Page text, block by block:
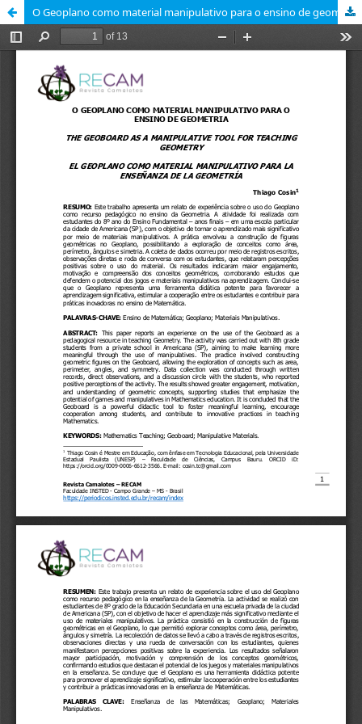
O Geoplano como material manipulativo para o ensino de geometria